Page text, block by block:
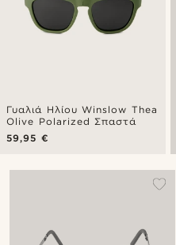
Γυαλιά Ηλίου Winslow Thea
Olive Polarized Σπαστά
59,95 €